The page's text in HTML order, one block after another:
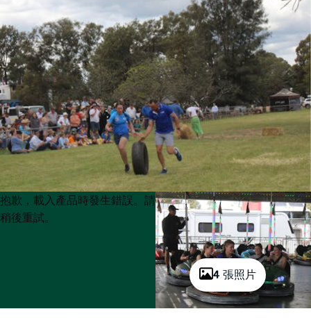
4 張照片
Product
List
Product
List
抱歉，載入產品時發生錯誤。請
稍後重試。